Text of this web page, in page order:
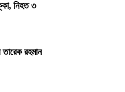
নিহত ৩
তারেক রহমান